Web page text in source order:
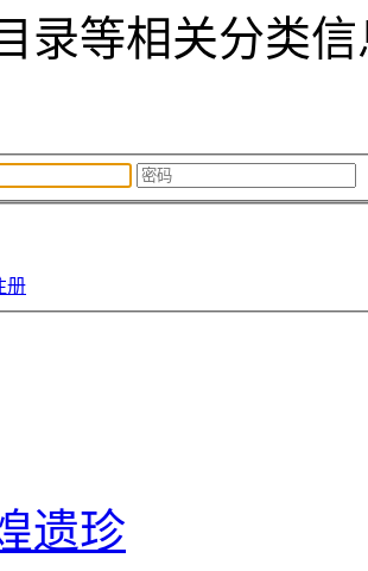
录等相关分类
册
遗珍